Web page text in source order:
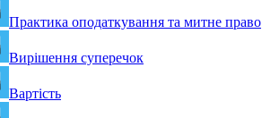
Практика оподаткування та митне право
Вирішення суперечок
Вартість